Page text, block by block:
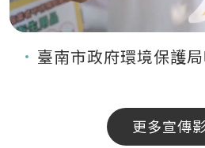
臺南市政府環境保護
更多宣傳